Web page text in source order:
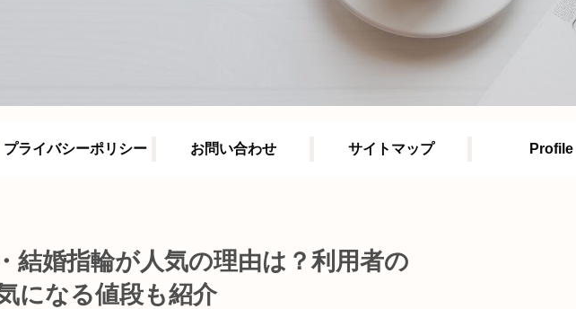
プライバシーポリシー お問い合わせ サイトマップ Profile
結婚指輪が人気の理由は？利用者の
になる値段も紹介